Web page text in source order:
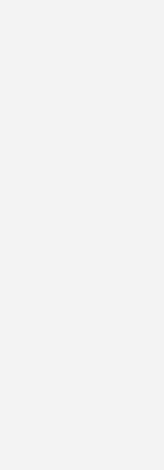
Sondierungspapier
Klimaschutz